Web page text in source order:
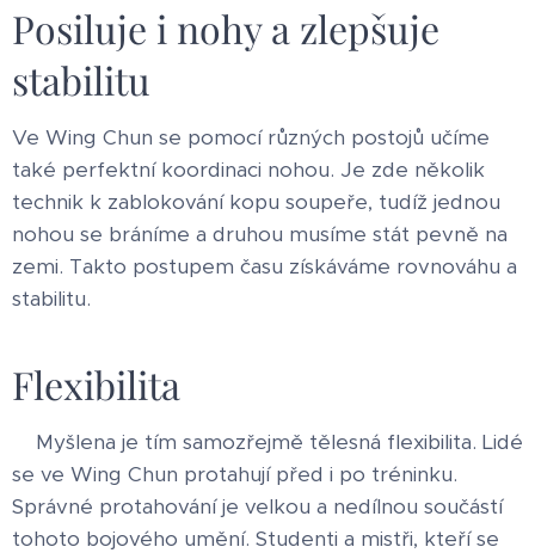
Posiluje i nohy a zlepšuje
stabilitu
Ve Wing Chun se pomocí různých postojů učíme
také perfektní koordinaci nohou. Je zde několik
technik k zablokování kopu soupeře, tudíž jednou
nohou se bráníme a druhou musíme stát pevně na
zemi. Takto postupem času získáváme rovnováhu a
stabilitu.
Flexibilita
Myšlena je tím samozřejmě tělesná flexibilita. Lidé
se ve Wing Chun protahují před i po tréninku.
Správné protahování je velkou a nedílnou součástí
tohoto bojového umění. Studenti a mistři, kteří se